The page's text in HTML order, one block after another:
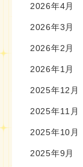
2026年4月
2026年3月
2026年2月
2026年1月
2025年12月
2025年11月
2025年10月
2025年9月